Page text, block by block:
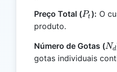
Preço Total (P_t
Pt): O
produto.
Número de Gotas (Nd
gotas individuais